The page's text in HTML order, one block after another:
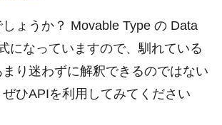
ょうか？ Movable Type の Data
になっていますので、馴れている
り迷わずに解釈できるのではない
ひAPIを利用してみてください